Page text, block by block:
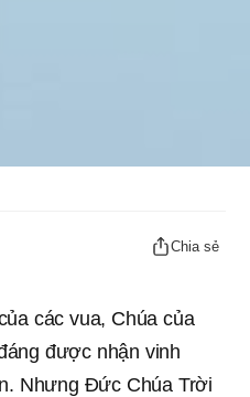
Chia sẻ
các vua, Chúa của
được nhận vinh
Nhưng Đức Chúa Trời